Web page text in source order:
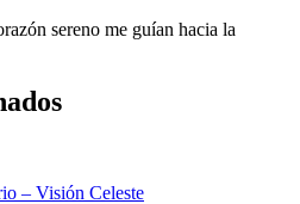
sereno me guían hacia la